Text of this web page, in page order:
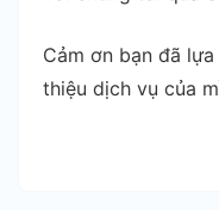
Cảm ơn bạn đã
thiệu dịch vụ của